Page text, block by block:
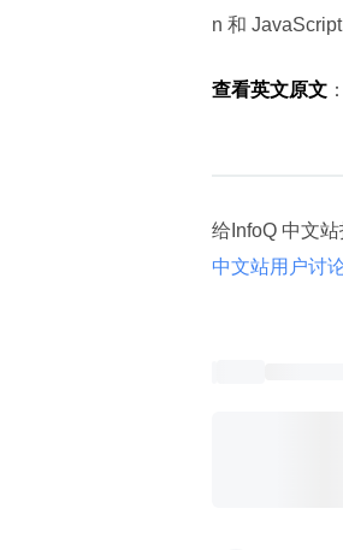
n 和
查看英文原文 ：
给InfoQ 中文
中文站用户讨